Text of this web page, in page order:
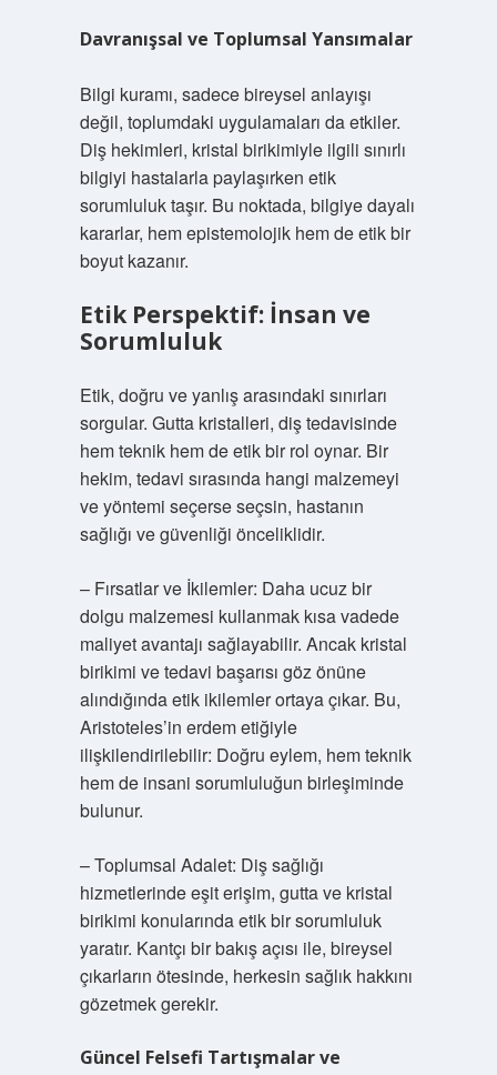
Davranışsal ve Toplumsal Yansımalar
Bilgi kuramı, sadece bireysel anlayışı
değil, toplumdaki uygulamaları da etkiler.
Diş hekimleri, kristal birikimiyle ilgili sınırlı
bilgiyi hastalarla paylaşırken etik
sorumluluk taşır. Bu noktada, bilgiye dayalı
kararlar, hem epistemolojik hem de etik bir
boyut kazanır.
Etik Perspektif: İnsan ve
Sorumluluk
Etik, doğru ve yanlış arasındaki sınırları
sorgular. Gutta kristalleri, diş tedavisinde
hem teknik hem de etik bir rol oynar. Bir
hekim, tedavi sırasında hangi malzemeyi
ve yöntemi seçerse seçsin, hastanın
sağlığı ve güvenliği önceliklidir.
– Fırsatlar ve İkilemler: Daha ucuz bir
dolgu malzemesi kullanmak kısa vadede
maliyet avantajı sağlayabilir. Ancak kristal
birikimi ve tedavi başarısı göz önüne
alındığında etik ikilemler ortaya çıkar. Bu,
Aristoteles’in erdem etiğiyle
ilişkilendirilebilir: Doğru eylem, hem teknik
hem de insani sorumluluğun birleşiminde
bulunur.
– Toplumsal Adalet: Diş sağlığı
hizmetlerinde eşit erişim, gutta ve kristal
birikimi konularında etik bir sorumluluk
yaratır. Kantçı bir bakış açısı ile, bireysel
çıkarların ötesinde, herkesin sağlık hakkını
gözetmek gerekir.
Güncel Felsefi Tartışmalar ve